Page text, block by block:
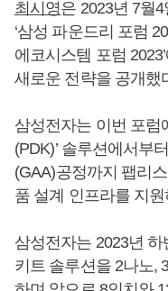
최시영은 2023년 7월
‘삼성 파운드리 포럼
에코시스템 포럼
새로운 전략을 공개했
삼성전자는 이번 포럼
(PDK)’ 솔루션에서부
(GAA)공정까지 팹리
품 설계 인프라를 지
삼성전자는 2023년
키트 솔루션을 2나노,